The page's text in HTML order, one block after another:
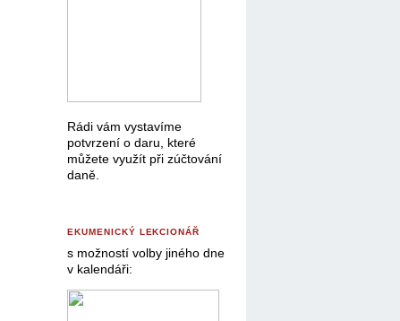
Rádi vám vystavíme
potvrzení o daru, které
můžete využít při zúčtování
daně.
EKUMENICKÝ LEKCIONÁŘ
s možností volby jiného dne
v kalendáři: